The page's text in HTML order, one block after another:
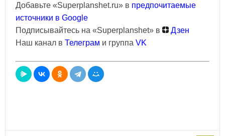
Добавьте «Superplanshet.ru» в предпочитаемые
источники в Google
Подписывайтесь на «Superplanshet» в
Дзен
Наш канал в Телеграм и группа VK